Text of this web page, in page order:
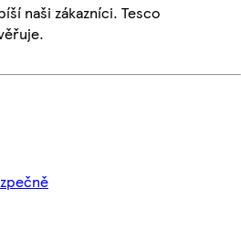
naši zákazníci. Tesco